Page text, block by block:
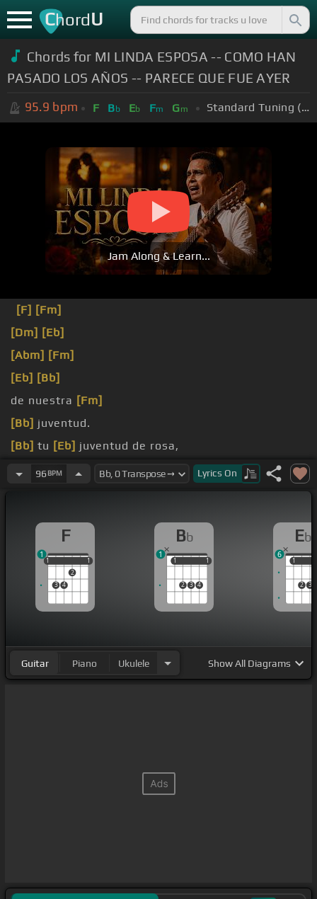
ChordU
Chords for MI LINDA ESPOSA -- COMO HAN
PASADO LOS AÑOS -- PARECE QUE FUE AYER
95.9 bpm F Bb Eb Fm Gm Standard Tuning (EADGBE)
Jam Along & Learn...
[F] [Fm]
[Dm] [Eb]
[Abm] [Fm]
[Eb] [Bb]
de nuestra [Fm]
[Bb] juventud.
[Bb] tu [Eb] juventud de rosa,
y aún[Fm] sigo enamorado de tu voz.
96 BPM Lyrics On
F
1
3 4
2
1
1 1
1
Bb
1
2 3 4
1
1 1
1
Eb
1
2 3
1
6
Guitar Piano Ukulele ShowAll Diagrams